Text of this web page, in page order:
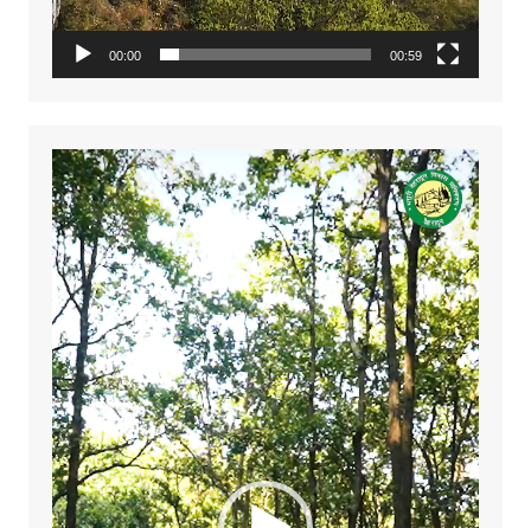
00:00 00:59
Video
Player